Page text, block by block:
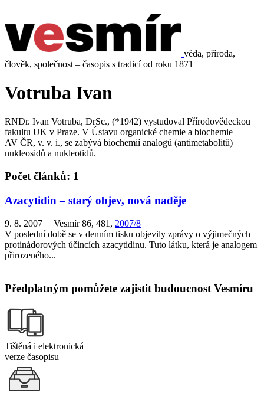
věda, příroda,
člověk, společnost – časopis s tradicí od roku 1871
Votruba Ivan
RNDr. Ivan Votruba, DrSc., (*1942) vystudoval Přírodovědeckou
fakultu UK v Praze. V Ústavu organické chemie a biochemie
AV ČR, v. v. i., se zabývá biochemií analogů (antimetabolitů)
nukleosidů a nukleotidů.
Počet článků: 1
Azacytidin – starý objev, nová naděje
9. 8. 2007 | Vesmír 86, 481, 2007/8
V poslední době se v denním tisku objevily zprávy o výjimečných
protinádorových účincích azacytidinu. Tuto látku, která je analogem
přirozeného...
Předplatným pomůžete zajistit budoucnost Vesmíru
Tištěná i elektronická
verze časopisu